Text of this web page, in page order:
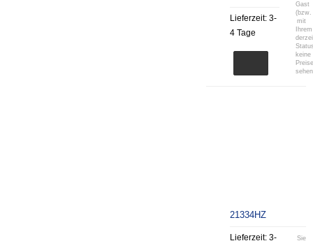
Lieferzeit:3-
4 Tage
Gast
(bzw.
mit
Ihrem
keine
21334HZ
Lieferzeit:3-
Sie